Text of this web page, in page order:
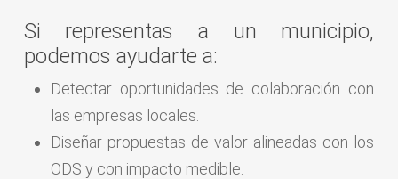
Si representas a un municipio,
podemos ayudarte a:
Detectar oportunidades de colaboración con
las empresas locales.
Diseñar propuestas de valor alineadas con los
ODS y con impacto medible.